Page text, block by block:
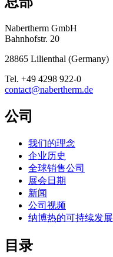
Nabertherm GmbH
Bahnhofstr. 20
28865 Lilienthal (Germany)
Tel. +49 4298 922-0
contact@nabertherm.de
公司
我们的理念
企业历史
全球销售公司
展会日期
新闻
公司视频
纳博热的可持续发展
目录